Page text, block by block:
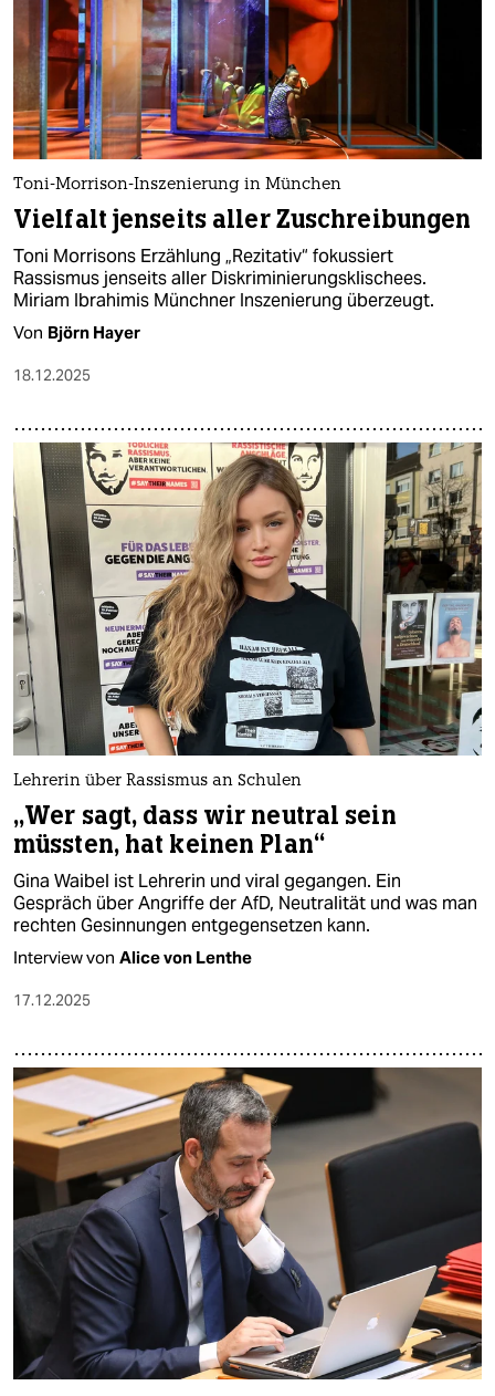
Toni-Morrison-Inszenierung in München
Vielfalt jenseits aller Zuschreibungen
Toni Morrisons Erzählung „Rezitativ“ fokussiert
Rassismus jenseits aller Diskriminierungsklischees.
Miriam Ibrahimis Münchner Inszenierung überzeugt.
Von Björn Hayer
18.12.2025
Lehrerin über Rassismus an Schulen
„Wer sagt, dass wir neutral sein
müssten, hat keinen Plan“
Gina Waibel ist Lehrerin und viral gegangen. Ein
Gespräch über Angriffe der AfD, Neutralität und was man
rechten Gesinnungen entgegensetzen kann.
Interview von Alice von Lenthe
17.12.2025